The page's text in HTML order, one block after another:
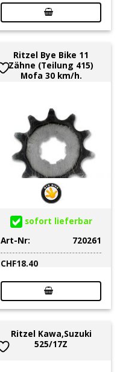
Ritzel Bye Bike 11
Zähne (Teilung 415)
Mofa 30 km/h.
sofort lieferbar
Art-Nr:
720261
CHF18.40
Ritzel Kawa,Suzuki
525/17Z